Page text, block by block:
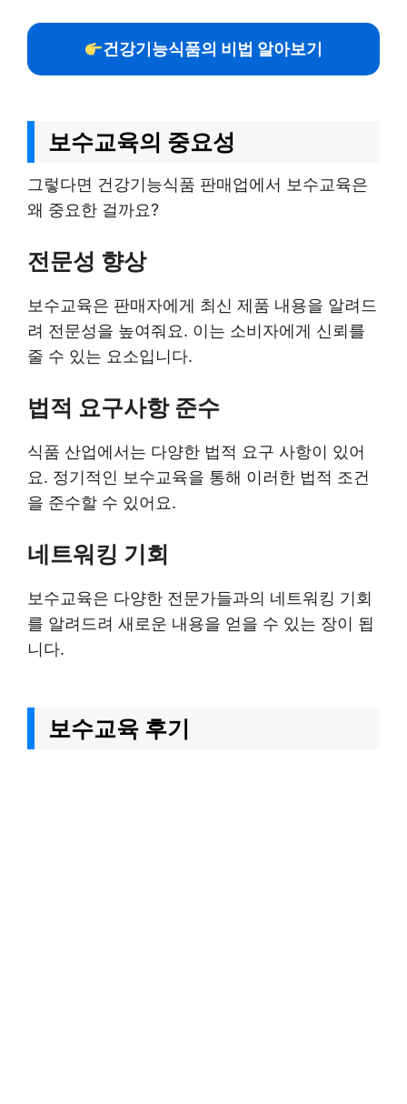
건강기능식품의 비법 알아보기
보수교육의 중요성
그렇다면 건강기능식품 판매업에서 보수교육은
왜 중요한 걸까요?
전문성 향상
보수교육은 판매자에게 최신 제품 내용을 알려드
려 전문성을 높여줘요. 이는 소비자에게 신뢰를
줄 수 있는 요소입니다.
법적 요구사항 준수
식품 산업에서는 다양한 법적 요구 사항이 있어
요. 정기적인 보수교육을 통해 이러한 법적 조건
을 준수할 수 있어요.
네트워킹 기회
보수교육은 다양한 전문가들과의 네트워킹 기회
를 알려드려 새로운 내용을 얻을 수 있는 장이 됩
니다.
보수교육 후기